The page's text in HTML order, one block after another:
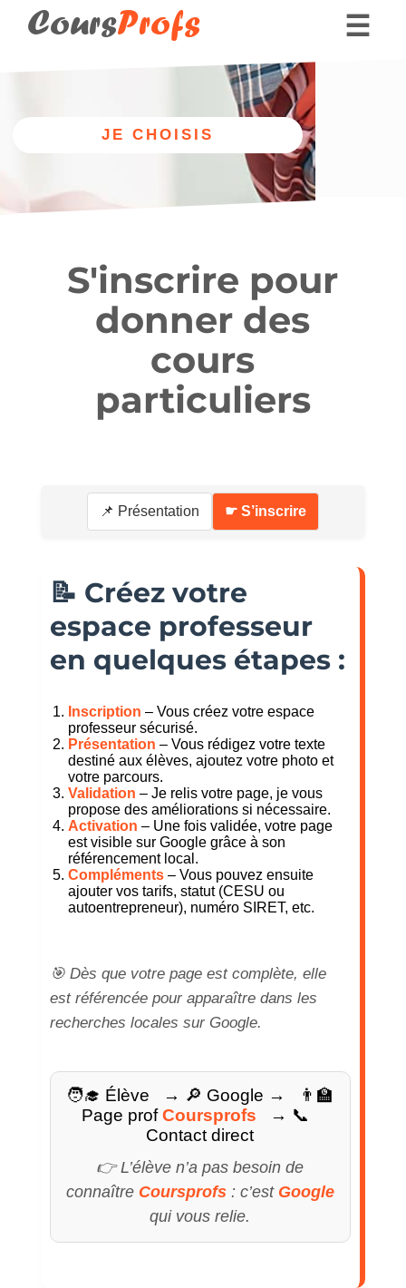
CoursProfs
Nos professeurs
Blog de Coursprofs
☰
S'inscrire pour
donner des
cours
particuliers
📌 Présentation ☛ S’inscrire
📝 Créez votre
espace professeur
en quelques étapes :
Inscription – Vous créez votre espace
professeur sécurisé.
Présentation – Vous rédigez votre texte
destiné aux élèves, ajoutez votre photo et
votre parcours.
Validation – Je relis votre page, je vous
propose des améliorations si nécessaire.
Activation – Une fois validée, votre page
est visible sur Google grâce à son
référencement local.
Compléments– Vous pouvez ensuite
ajouter vos tarifs, statut (CESU ou
autoentrepreneur), numéro SIRET, etc.
🎯 Dès que votre page est complète, elle
est référencée pour apparaître dans les
recherches locales sur Google.
🧑‍🎓 Élève → 🔎 Google →
👨‍🏫
Page profCoursprofs
→ 📞
Contact direct
👉 L’élève n’a pas besoin de
connaître Coursprofs: c’est Google
qui vous relie.